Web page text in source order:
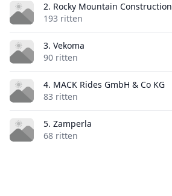
2. Rocky Mountain Construction
193 ritten
3. Vekoma
90 ritten
4. MACK Rides GmbH & Co KG
83 ritten
5. Zamperla
68 ritten